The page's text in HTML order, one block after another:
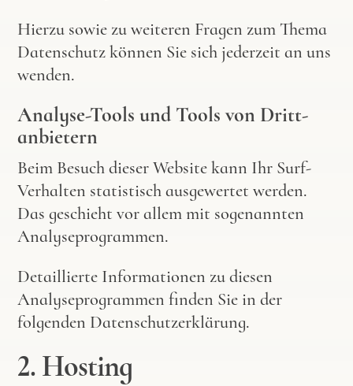
Hierzu sowie zu weiteren Fragen zum Thema
Datenschutz können Sie sich jederzeit an uns
wenden.
Analyse-Tools und Tools von Dritt­
anbietern
Beim Besuch dieser Website kann Ihr Surf-
Verhalten statistisch ausgewertet werden.
Das geschieht vor allem mit sogenannten
Analyseprogrammen.
Detaillierte Informationen zu diesen
Analyseprogrammen finden Sie in der
folgenden Datenschutzerklärung.
2. Hosting